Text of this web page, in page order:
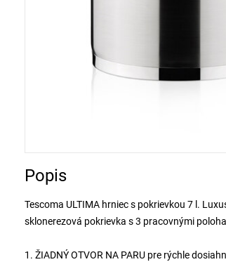
Popis
Tescoma ULTIMA hrniec s pokrievkou 7 l.
sklonerezová pokrievka s 3 pracovnými
1. ŽIADNÝ OTVOR NA PARU pre rýchle